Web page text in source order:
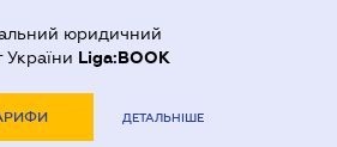
юридичний
України Liga:BOOK
ДЕТАЛЬНІШЕ